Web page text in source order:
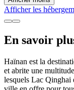
Afficher les
En savoir
Haïnan est la
et abrite une
lesquels Lac Qinghai